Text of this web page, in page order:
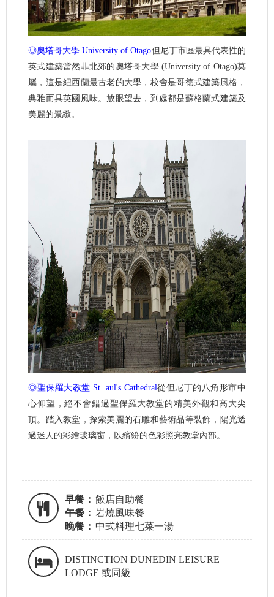
◎奧塔哥大學 University of Otago但尼丁市區最具代表性的
英式建築當然非北郊的奧塔哥大學 (University of Otago)莫
屬，這是紐西蘭最古老的大學，校舍是哥德式建築風格，
典雅而具英國風味。放眼望去，到處都是蘇格蘭式建築及
美麗的景緻。
◎聖保羅大教堂 St. aul's Cathedral從但尼丁的八角形市中
心仰望，絕不會錯過聖保羅大教堂的精美外觀和高大尖
頂。踏入教堂，探索美麗的石雕和藝術品等裝飾，陽光透
過迷人的彩繪玻璃窗，以繽紛的色彩照亮教堂內部。
早餐： 飯店自助餐
午餐： 岩燒風味餐
晚餐： 中式料理七菜一湯
DISTINCTION DUNEDIN LEISURE
LODGE 或同級